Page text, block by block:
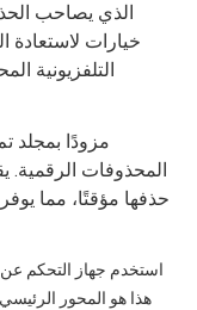
الذي يصاحب
التلفزيونية
المحذوفات الرقمية.
حذفها مؤقتًا، مما